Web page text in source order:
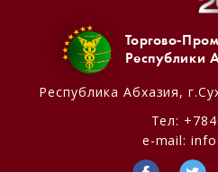
Торгово-
Республики
Республика Абхазия,
Тел:
e-mail: